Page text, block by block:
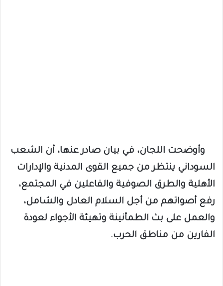
وأوضحت اللجان، في بيان صادر عنها، أن الشعب
السوداني ينتظر من جميع القوى المدنية والإدارات
الأهلية والطرق الصوفية والفاعلين في المجتمع،
رفع أصواتهم من أجل السلام العادل والشامل،
والعمل على بث الطمأنينة وتهيئة الأجواء لعودة
الفارين من مناطق الحرب.